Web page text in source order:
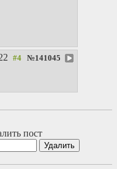
№141045
пост